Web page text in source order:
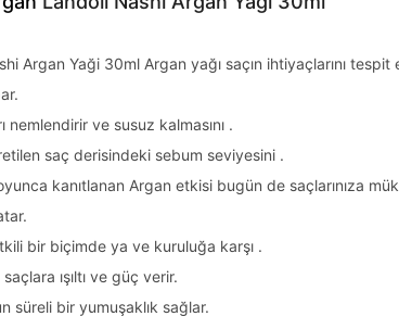
Argan Yaği 30ml Argan yağı saçın ihtiyaçlarını tespit
nemlendirir ve susuz kalmasını .
saç derisindeki sebum seviyesini .
kanıtlanan Argan etkisi bugün de saçlarınıza
bir biçimde ya ve kuruluğa karşı .
ışıltı ve güç verir.
süreli bir yumuşaklık sağlar.